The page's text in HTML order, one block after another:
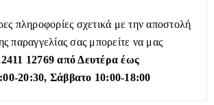
πληροφορίες σχετικά με την αποστολή
παραγγελίας σας μπορείτε να μας
12769 από Δευτέρα έως
20:30, Σάββατο 10:00-18:00